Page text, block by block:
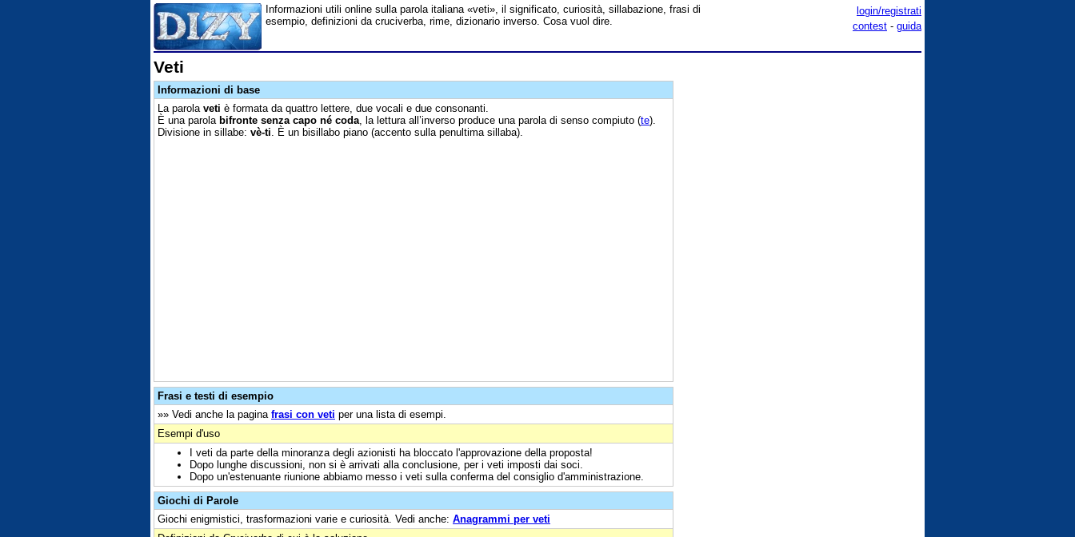
login/registrati
contest - guida
Informazioni utili online sulla parola italiana «veti», il significato, curiosità, sillabazione, frasi di
esempio, definizioni da cruciverba, rime, dizionario inverso. Cosa vuol dire.
Veti
Informazioni di base
La parola veti è formata da quattro lettere, due vocali e due consonanti.
È una parola bifronte senza capo né coda , la lettura all’inverso produce una parola di senso compiuto (te).
Divisione in sillabe: vè-ti . È un bisillabo piano (accento sulla penultima sillaba).
Frasi e testi di esempio
»» Vedi anche la pagina frasi con veti per una lista di esempi.
Esempi d'uso
I veti da parte della minoranza degli azionisti ha bloccato l'approvazione della proposta!
Dopo lunghe discussioni, non si è arrivati alla conclusione, per i veti imposti dai soci.
Dopo un'estenuante riunione abbiamo messo i veti sulla conferma del consiglio d'amministrazione.
Giochi di Parole
Giochi enigmistici, trasformazioni varie e curiosità. Vedi anche: Anagrammi per veti